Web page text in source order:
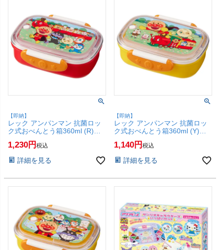
【即納】
レック アンパンマン 抗菌ロッ
ク式おべんとう箱360ml (R)
ボックス 子供用 こども用 電子
色】【SBT】(6056450)
1,230 税込
詳細を見る
【即納】
レック アンパンマン 抗菌ロッ
ク式おべんとう箱360ml (Y)
ボックス 子供用 こども用 電子
黄色】【SBT】(6056449)
1,140 税込
詳細を見る